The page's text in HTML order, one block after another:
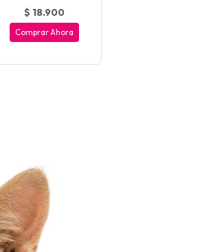
$ 18.900
Comprar Ahora